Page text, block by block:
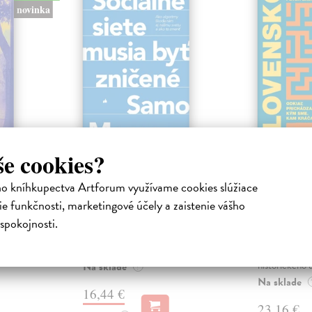
cookies?
kníhkupectva Artforum využívame cookies slúžiace
funkčnosti, marketingové účely a zaistenie vášho
novinka
o
nejisté
Sociálne siete musia
byť zničené
Marec Samo| Kniha
Sociálne siete nám ubližujú ako
Na sklade ?
16,44 €
sme.
publikácia
historického
Na sklade